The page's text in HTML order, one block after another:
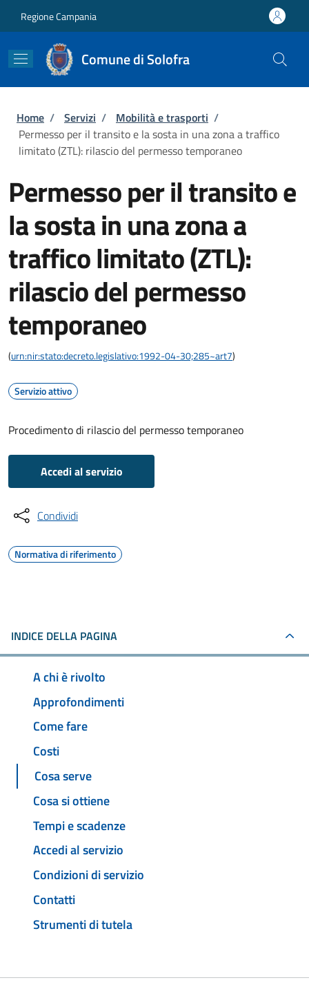
Regione Campania
Comune di Solofra
Briciole di pane
Home / Servizi / Mobilità e trasporti /
Permesso per il transito e la sosta in una zona a traffico
limitato (ZTL): rilascio del permesso temporaneo
Permesso per il transito e
la sosta in una zona a
traffico limitato (ZTL):
rilascio del permesso
temporaneo
(urn:nir:stato:decreto.legislativo:1992-04-30;285~art7)
Servizio attivo
Procedimento di rilascio del permesso temporaneo
Accedi al servizio
Condividi
Normativa di riferimento
INDICE DELLA PAGINA
A chi è rivolto
Approfondimenti
Come fare
Costi
Cosa serve
Cosa si ottiene
Tempi e scadenze
Accedi al servizio
Condizioni di servizio
Contatti
Strumenti di tutela